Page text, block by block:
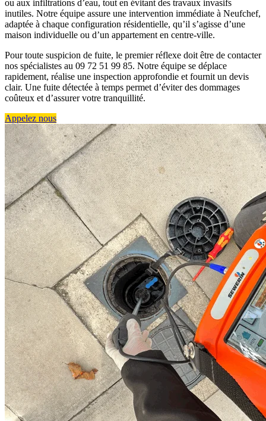
ou aux infiltrations d’eau, tout en évitant des travaux invasifs
inutiles. Notre équipe assure une intervention immédiate à Neufchef,
adaptée à chaque configuration résidentielle, qu’il s’agisse d’une
maison individuelle ou d’un appartement en centre-ville.
Pour toute suspicion de fuite, le premier réflexe doit être de contacter
nos spécialistes au 09 72 51 99 85. Notre équipe se déplace
rapidement, réalise une inspection approfondie et fournit un devis
clair. Une fuite détectée à temps permet d’éviter des dommages
coûteux et d’assurer votre tranquillité.
Appelez nous